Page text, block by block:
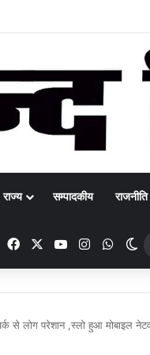
राज्य सम्पादकीय राजनीति
FacebookYouTubeInstagram
से लोग परेशान ,स्लो हुआ मोबाइल